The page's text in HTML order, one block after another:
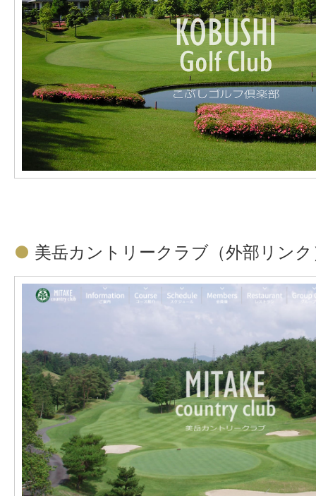
● 美岳カントリークラブ（外部リンク